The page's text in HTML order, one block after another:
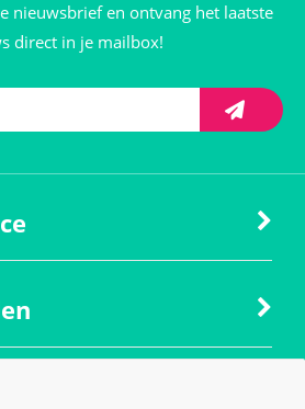
nieuwsbrief en ontvang het laatste
direct in je mailbox!